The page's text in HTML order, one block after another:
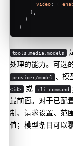
video: {
    },
  },
}
tools.media.models
处理的能力。可选
provider/model 、模
<id> 或 cli:command
最前面。对于已配
制、请求设置、范
值；模型条目可以